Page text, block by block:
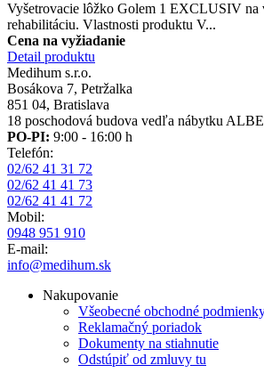
Vyšetrovacie lôžko Golem 1 EXCLUSIV na
rehabilitáciu. Vlastnosti produktu V...
Cena na vyžiadanie
Detail produktu
Medihum s.r.o.
Bosákova 7, Petržalka
851 04, Bratislava
18 poschodová budova vedľa nábytku
PO-PI: 9:00 - 16:00 h
Telefón:
02/62 41 31 72
02/62 41 41 73
02/62 41 41 72
Mobil:
0948 951 910
E-mail:
info@medihum.sk
Nakupovanie
Všeobecné obchodné
Reklamačný poriadok
Dokumenty na stiahnutie
Odstúpiť od zmluvy tu